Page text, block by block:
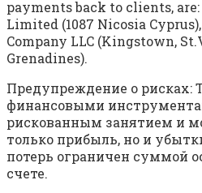
payments back to clients,
Limited (1087 Nicosia
Company LLC (Kingstown,
Grenadines).
Предупреждение о рисках:
финансовыми
рискованным занятием и
только прибыль, но и
потерь ограничен суммой
счете.